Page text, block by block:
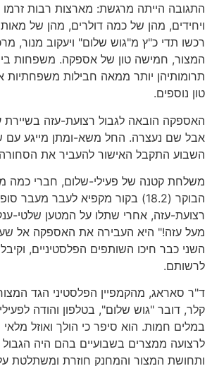
התגובה הייתה מרגשת: מארצות רבות זרמו
ויחידים, מהן של כמה דולרים, מהן של
רכשו תדי כ"ץ מ"גוש שלום" ויעקוב מנור,
המצור, חמישה טון של אספקה. משפחות
תרומותיהן יותר ממאה חבילות משפחתיות
טון נוספים.
אבל שם נעצרה. החל משא-ומתן מייגע עם
השבוע התקבל האישור להעביר את
משלחת קטנה של פעילי-שלום, חברי כמה
הבוקר (18.2) בקור מקפיא לעבר מעבר
רצועת-עזה, אחרי שתלו על המטען שלטי-
מעל עזה!" היא העבירה את האספקה אל
השני כבר חיכו השותפים הפלסטיניים,
לרשותם.
ד"ר סאראג, מהקמפיין הפלסטיני הגד
קלר, דובר "גוש שלום", בטלפון והודה
במלים חמות. הוא סיפר כי הולך ואוזל
לרצועה ממצרים בשבועיים בהם היה
ותחושת המצור והמחנק חוזרת ומשתלטת על